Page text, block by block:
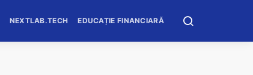
NEXTLAB.TECH EDUCAȚIE FINANCIARĂ